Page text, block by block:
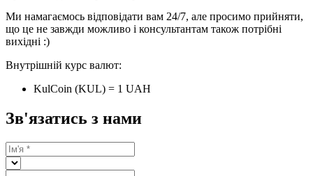
Ми намагаємось відповідати вам 24/7, але просимо прийняти,
що це не завжди можливо і консультантам також потрібні
вихідні :)
Внутрішній курс валют:
KulCoin (KUL) = 1 UAH
Зв'язатись з нами